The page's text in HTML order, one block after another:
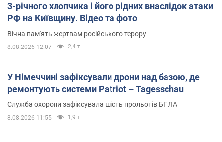
3-річного хлопчика і його рідних внаслідок атаки
РФ на Київщину. Відео та фото
Вічна пам'ять жертвам російського терору
8.08.2026 12:07 2,4 т.
У Німеччині зафіксували дрони над базою, де
ремонтують системи Patriot – Tagesschau
Служба охорони зафіксувала шість прольотів БПЛА
8.08.2026 11:55 1,9 т.